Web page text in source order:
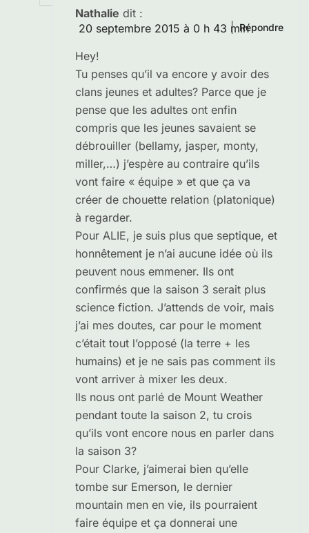
Nathalie dit :
20 septembre 2015 à 0 h 43 min
Hey!
Tu penses qu’il va encore y avoir des
clans jeunes et adultes? Parce que je
pense que les adultes ont enfin
compris que les jeunes savaient se
débrouiller (bellamy, jasper, monty,
miller,…) j’espère au contraire qu’ils
vont faire « équipe » et que ça va
créer de chouette relation (platonique)
à regarder.
Pour ALIE, je suis plus que septique, et
honnêtement je n’ai aucune idée où ils
peuvent nous emmener. Ils ont
confirmés que la saison 3 serait plus
science fiction. J’attends de voir, mais
j’ai mes doutes, car pour le moment
c’était tout l’opposé (la terre + les
humains) et je ne sais pas comment ils
vont arriver à mixer les deux.
Ils nous ont parlé de Mount Weather
pendant toute la saison 2, tu crois
qu’ils vont encore nous en parler dans
la saison 3?
Pour Clarke, j’aimerai bien qu’elle
tombe sur Emerson, le dernier
mountain men en vie, ils pourraient
faire équipe et ça donnerai une
Répondre